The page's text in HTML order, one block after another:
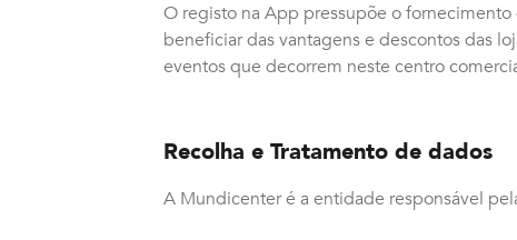
O registo na App pressupõe o
beneficiar das vantagens e descontos das
eventos que decorrem neste centro
Recolha e Tratamento de dados
A Mundicenter é a entidade responsável